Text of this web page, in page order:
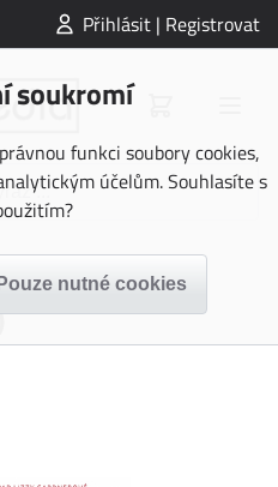
Přihlásit | Registrovat
soukromí
funkci soubory cookies,
účelům. Souhlasíte s